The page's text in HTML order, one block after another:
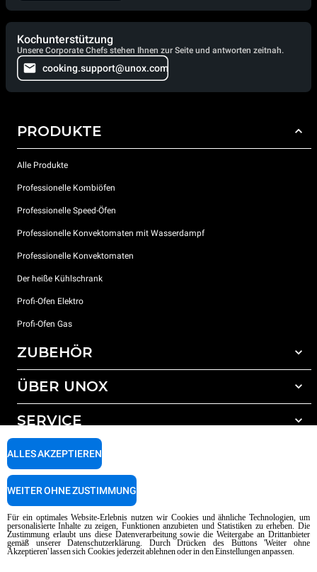
Kochunterstützung
Unsere Corporate Chefs stehen Ihnen zur Seite und antworten zeitnah.
cooking.support@unox.com
PRODUKTE
Alle Produkte
Professionelle Kombiöfen
Professionelle Speed-Öfen
Professionelle Konvektomaten mit Wasserdampf
Professionelle Konvektomaten
Der heiße Kühlschrank
Profi-Ofen Elektro
Profi-Ofen Gas
ZUBEHÖR
Gesamtes Zubehör
Wasseraufbereitung mit Kunstharzfiltern
Wasseraufbereitung durch Umkehrosmose
ÜBER UNOX
Unsere Standorte weltweit
SERVICE
Unox garantie
Händler Suche
Copyright 2026 UNOX SpA Alle Rechte vorbehalten. Reg. Imp. Padova n °
04230750285 - REA Padova 372835 - Kap. Soc. 5.000.000 € iv - P.IVA / CF
04230750285 - IT WEEE Reg. No. IT08020000000377
Für ein optimales Website-Erlebnis nutzen wir Cookies und ähnliche Technologien, um
personalisierte Inhalte zu zeigen, Funktionen anzubieten und Statistiken zu erheben. Die
Zustimmung erlaubt uns diese Datenverarbeitung sowie die Weitergabe an Drittanbieter
gemäß unserer Datenschutzerklärung. Durch Drücken des Buttons 'Weiter ohne
Akzeptieren' lassen sich Cookies jederzeit ablehnen oder in den Einstellungen anpassen.
ALLES AKZEPTIEREN
WEITER OHNE ZUSTIMMUNG